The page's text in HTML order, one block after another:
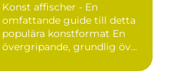
Konst affischer - En
omfattande guide till detta
populära konstformat En
övergripande, grundlig öv...